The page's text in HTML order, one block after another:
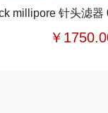
￥